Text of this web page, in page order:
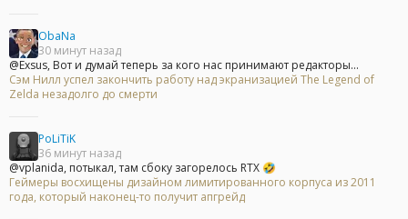
ObaNa
30 минут назад
@Exsus, Вот и думай теперь за кого нас принимают редакторы...
Сэм Нилл успел закончить работу над экранизацией The Legend of
Zelda незадолго до смерти
PoLiTiK
36 минут назад
@vplanida, потыкал, там сбоку загорелось RTX 🤣
Геймеры восхищены дизайном лимитированного корпуса из 2011
года, который наконец-то получит апгрейд